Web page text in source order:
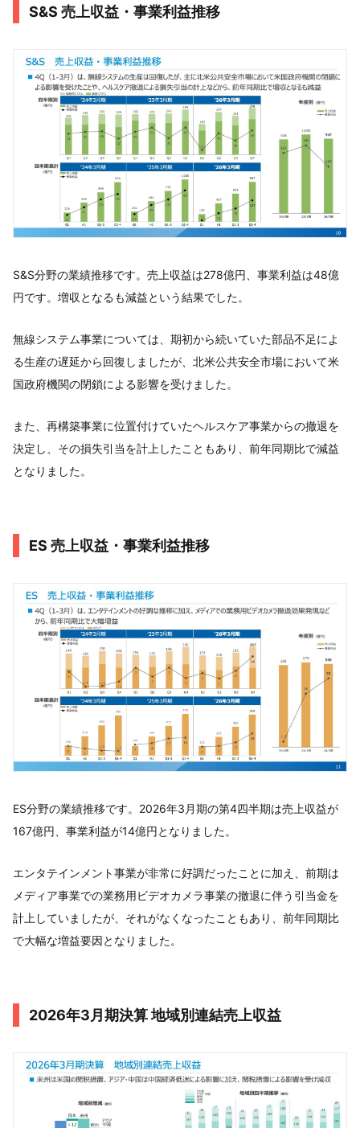
S&S 売上収益・事業利益推移
S&S分野の業績推移です。売上収益は278億円、事業利益は48億
円です。増収となるも減益という結果でした。
無線システム事業については、期初から続いていた部品不足によ
る生産の遅延から回復しましたが、北米公共安全市場において米
国政府機関の閉鎖による影響を受けました。
また、再構築事業に位置付けていたヘルスケア事業からの撤退を
決定し、その損失引当を計上したこともあり、前年同期比で減益
となりました。
ES 売上収益・事業利益推移
ES分野の業績推移です。2026年3月期の第4四半期は売上収益が
167億円、事業利益が14億円となりました。
エンタテインメント事業が非常に好調だったことに加え、前期は
メディア事業での業務用ビデオカメラ事業の撤退に伴う引当金を
計上していましたが、それがなくなったこともあり、前年同期比
で大幅な増益要因となりました。
2026年3月期決算 地域別連結売上収益